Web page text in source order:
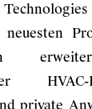
private